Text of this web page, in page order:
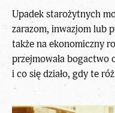
Upadek starożytnych
zarazom, inwazjom lub
także na ekonomiczny
przejmowała
i co się działo, gdy te